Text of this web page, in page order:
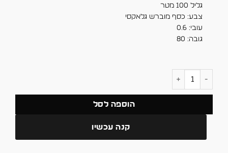
גליל 100 מטר
צבע: כסף מוברש גלאקסי
עובי: 0.6
גובה: 80
כמות של גליל אלומיניום כסף מוברש גלאקסי 100 מ' 80X0.6
הוספה לסל
קנה עכשיו